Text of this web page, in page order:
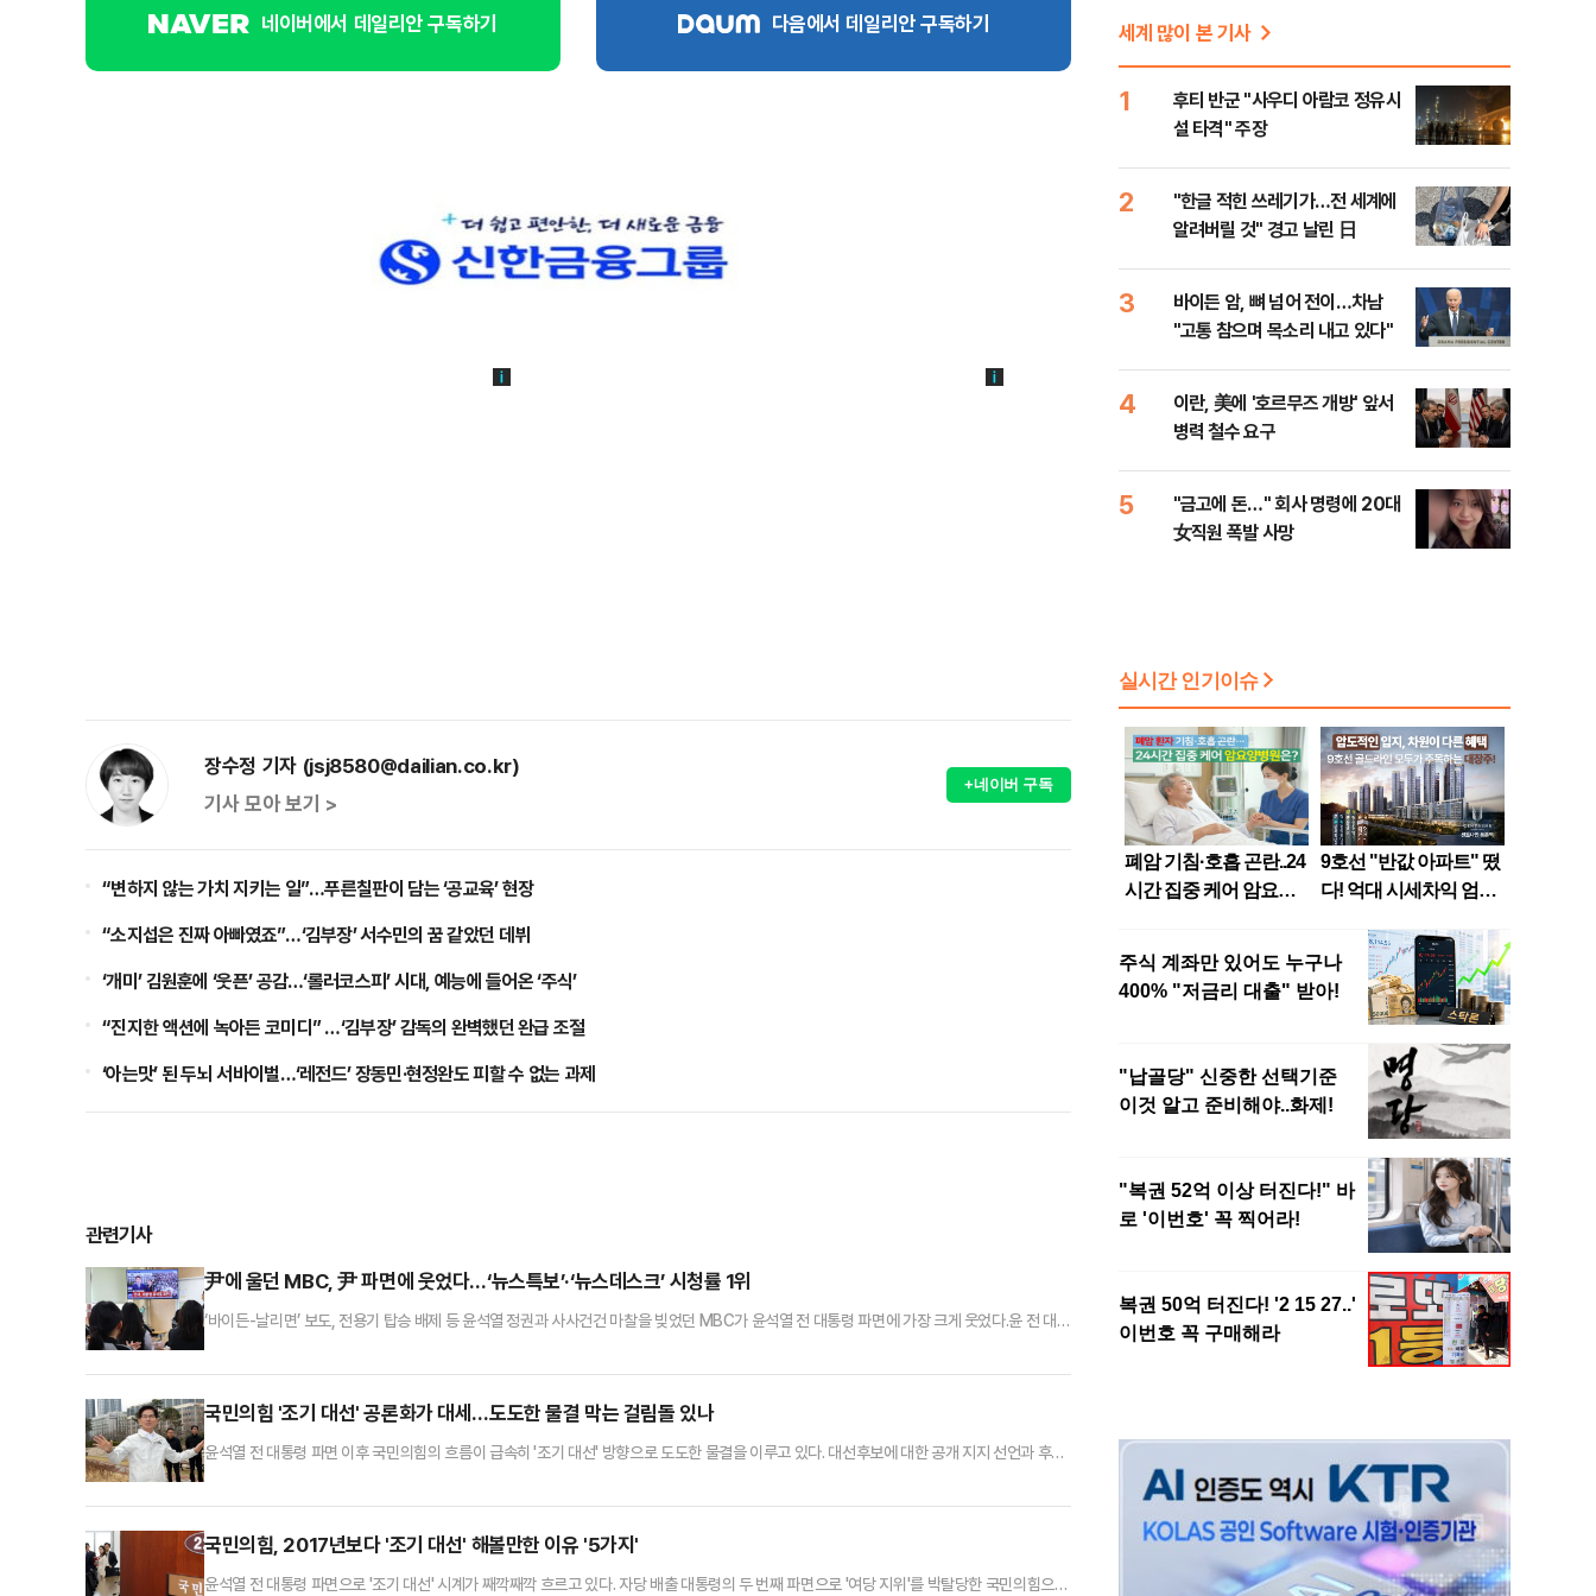
네이버에서 데일리안 구독하기 다음에서 데일리안 구독하기
장수정 기자 (jsj8580@dailian.co.kr)
기사 모아 보기 >
+네이버 구독
“변하지 않는 가치 지키는 일”…푸른칠판이 담는 ‘공교육’ 현장
“소지섭은 진짜 아빠였죠”…‘김부장’ 서수민의 꿈 같았던 데뷔
‘개미’ 김원훈에 ‘웃픈’ 공감…‘롤러코스피’ 시대, 예능에 들어온 ‘주식’
“진지한 액션에 녹아든 코미디” …‘김부장’ 감독의 완벽했던 완급 조절
‘아는맛’ 된 두뇌 서바이벌…‘레전드’ 장동민·현정완도 피할 수 없는 과제
관련기사
尹에 울던 MBC, 尹 파면에 웃었다…‘뉴스특보’·‘뉴스데스크’ 시청률 1위
‘바이든-날리면’ 보도, 전용기 탑승 배제 등 윤석열 정권과 사사건건 마찰을 빚었던 MBC가 윤석열 전 대통령 파면에 가장 크게 웃었다.윤 전 대통
닐슨코리아의 집계를 보면 4일 오전 11시 22분 헌법재판소가 윤 전 대통령 파면 결정을 내리던 시간대의 MBC ‘뉴스특보’는 전국 가구 기준으로
국민의힘 '조기 대선' 공론화가 대세…도도한 물결 막는 걸림돌 있나
윤석열 전 대통령 파면 이후 국민의힘의 흐름이 급속히 '조기 대선' 방향으로 도도한 물결을 이루고 있다. 대선후보에 대한 공개 지지 선언과 후보
고 있다. 반면 '조기 대선'에 지장을 주는 요소라면 그 무엇이든 걸림돌로 보고 징치(懲治)해야 한다는 지적이다.5일 정치권에 따르면 함경우 국
국민의힘, 2017년보다 '조기 대선' 해볼만한 이유 '5가지'
윤석열 전 대통령 파면으로 '조기 대선' 시계가 째깍째깍 흐르고 있다. 자당 배출 대통령의 두 번째 파면으로 '여당 지위'를 박탈당한 국민의힘으로
세계 많이 본 기사
1
후티 반군 "사우디 아람코 정유시
설 타격" 주장
2
"한글 적힌 쓰레기가…전 세계에
알려버릴 것" 경고 날린 日
3
바이든 암, 뼈 넘어 전이…차남
"고통 참으며 목소리 내고 있다"
4
이란, 美에 '호르무즈 개방' 앞서
병력 철수 요구
5
"금고에 돈…" 회사 명령에 20대
女직원 폭발 사망